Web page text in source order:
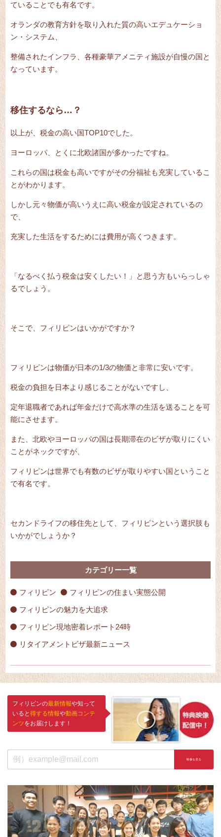
ていることでも有名です。
オランダの教育方針を取り入れた質の高いエデュケーショ
ン・システム、
整備されたインフラ、各種豪華アメニティ施設が自慢の国と
なっています。
移住するなら…？
以上が、税金の高い国TOP10でした。
ヨーロッパ、とくに北欧諸国が多かったですね。
これらの国は税金も高いですがその分福祉も充実しているこ
とがわかります。
しかし元々物価が高いうえに高い税金が設定されているの
で、
充実した生活をするためには費用が高くつきます。
「なるべく払う税金は安くしたい！」と思う方もいらっしゃ
るでしょう。
そこで、フィリピンはいかがですか？
フィリピンは物価が日本の1/3の物価と非常に安いです。
税金の負担を日本より感じることがないですし、
定年退職者であれば年金だけで高水準の生活を送ることを可
能にさせます。
また、北欧やヨーロッパの国は長期滞在のビザが取りにくい
ことがネックですが、
フィリピンは世界でも有数のビザが取りやすい国ということ
で有名です。
セカンドライフの移住先として、フィリピンという選択肢も
いかがでしょうか？
カテゴリー一覧
フィリピン フィリピンの住まい実態公開
フィリピンの魅力を大追求
フィリピン現地密着レポート24時
リタイアメントビザ最新ニュース
フィリピンの最新情報や知って
いると 得する情報や動画コンテ
ンツをお届けします！